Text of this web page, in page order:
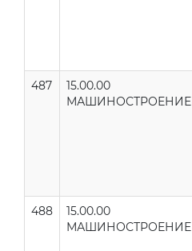
487
15.00.00
МАШИНОСТРОЕНИЕ
488
15.00.00
МАШИНОСТРОЕНИЕ